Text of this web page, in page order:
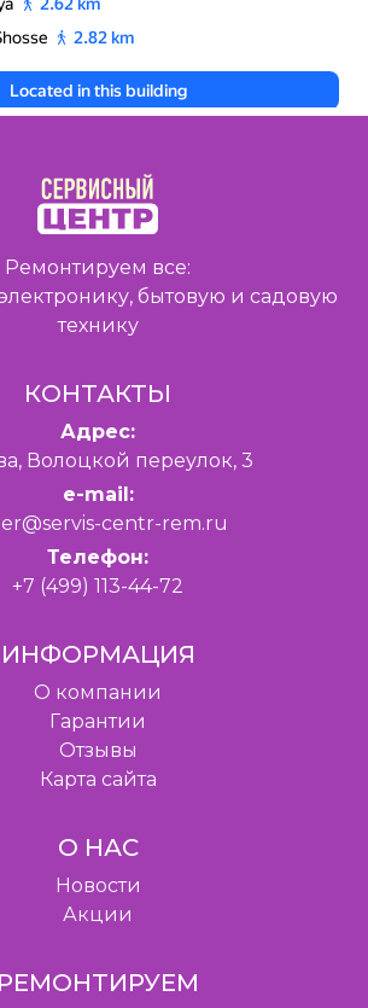
Ремонтируем все:
бытовую и садовую
технику
КОНТАКТЫ
Адрес:
Волоцкой переулок, 3
e-mail:
centr-rem.ru
Телефон:
+7 (499) 113-44-72
ИНФОРМАЦИЯ
O компании
Гарантии
Отзывы
Карта сайта
О НАС
Новости
Акции
РЕМОНТИРУЕМ